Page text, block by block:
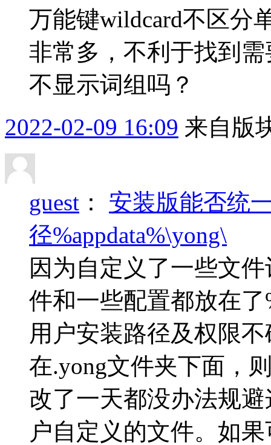
万能键wildcard不区分
非常多，不利于找到
不显示词组吗？
2022-02-09 16:09 来自版
guest ： 安装版能否统
径%appdata%\yong\
因为自定义了一些文
件和一些配置都放在了
用户安装路径及权限
在.yong文件夹下面，
改了一天都没办法规
户自定义的文件。如